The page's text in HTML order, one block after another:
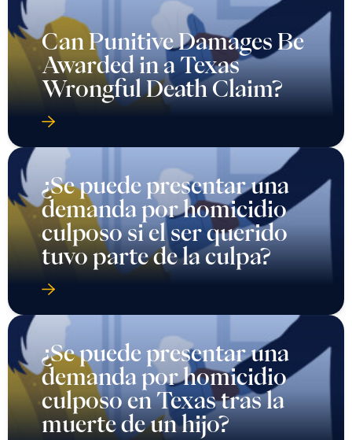
Can Punitive Damages Be
Awarded in a Texas
Wrongful Death Claim?
¿Se puede presentar una
demanda por homicidio
culposo si el ser querido
tuvo parte de la culpa?
¿Se puede presentar una
demanda por homicidio
culposo en Texas tras la
muerte de un hijo?